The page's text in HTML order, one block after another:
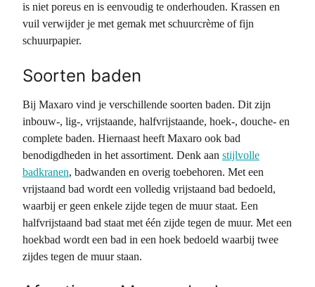
is niet poreus en is eenvoudig te onderhouden. Krassen en
vuil verwijder je met gemak met schuurcrème of fijn
schuurpapier.
Soorten baden
Bij Maxaro vind je verschillende soorten baden. Dit zijn
inbouw-, lig-, vrijstaande, halfvrijstaande, hoek-, douche- en
complete baden. Hiernaast heeft Maxaro ook bad
benodigdheden in het assortiment. Denk aan stijlvolle
badkranen, badwanden en overig toebehoren. Met een
vrijstaand bad wordt een volledig vrijstaand bad bedoeld,
waarbij er geen enkele zijde tegen de muur staat. Een
halfvrijstaand bad staat met één zijde tegen de muur. Met een
hoekbad wordt een bad in een hoek bedoeld waarbij twee
zijdes tegen de muur staan.